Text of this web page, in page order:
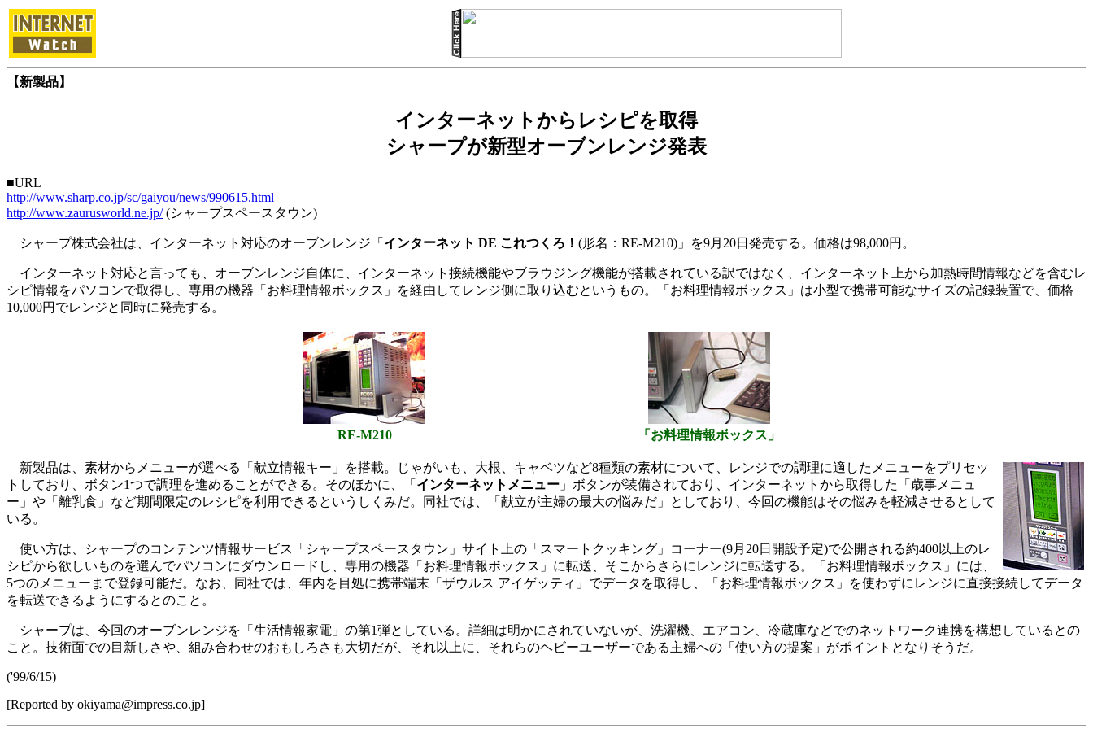
【新製品】
インターネットからレシピを取得
シャープが新型オーブンレンジ発表
■URL
http://www.sharp.co.jp/sc/gaiyou/news/990615.html
http://www.zaurusworld.ne.jp/(シャープスペースタウン)
シャープ株式会社は、インターネット対応のオーブンレンジ「 インターネット DE これつくろ！ (形名：RE-M210)」を9月20日発売する。価格は98,000円。
インターネット対応と言っても、オーブンレンジ自体に、インターネット接続機能やブラウジング機能が搭載されている訳ではなく、インターネット上から加熱時間情報などを含むレ
シピ情報をパソコンで取得し、専用の機器「お料理情報ボックス」を経由してレンジ側に取り込むというもの。「お料理情報ボックス」は小型で携帯可能なサイズの記録装置で、価格
10,000円でレンジと同時に発売する。
RE-M210 「お料理情報ボックス」
新製品は、素材からメニューが選べる「献立情報キー」を搭載。じゃがいも、大根、キャベツなど8種類の素材について、レンジでの調理に適したメニューをプリセッ
トしており、ボタン1つで調理を進めることができる。そのほかに、「 インターネットメニュー 」ボタンが装備されており、インターネットから取得した「歳事メニュ
ー」や「離乳食」など期間限定のレシピを利用できるというしくみだ。同社では、「献立が主婦の最大の悩みだ」としており、今回の機能はその悩みを軽減させるとして
いる。
使い方は、シャープのコンテンツ情報サービス「シャープスペースタウン」サイト上の「スマートクッキング」コーナー(9月20日開設予定)で公開される約400以上のレ
シピから欲しいものを選んでパソコンにダウンロードし、専用の機器「お料理情報ボックス」に転送、そこからさらにレンジに転送する。「お料理情報ボックス」には、
5つのメニューまで登録可能だ。なお、同社では、年内を目処に携帯端末「ザウルス アイゲッティ」でデータを取得し、「お料理情報ボックス」を使わずにレンジに直接接続してデータ
を転送できるようにするとのこと。
シャープは、今回のオーブンレンジを「生活情報家電」の第1弾としている。詳細は明かにされていないが、洗濯機、エアコン、冷蔵庫などでのネットワーク連携を構想しているとの
こと。技術面での目新しさや、組み合わせのおもしろさも大切だが、それ以上に、それらのヘビーユーザーである主婦への「使い方の提案」がポイントとなりそうだ。
('99/6/15)
[Reported by okiyama@impress.co.jp]